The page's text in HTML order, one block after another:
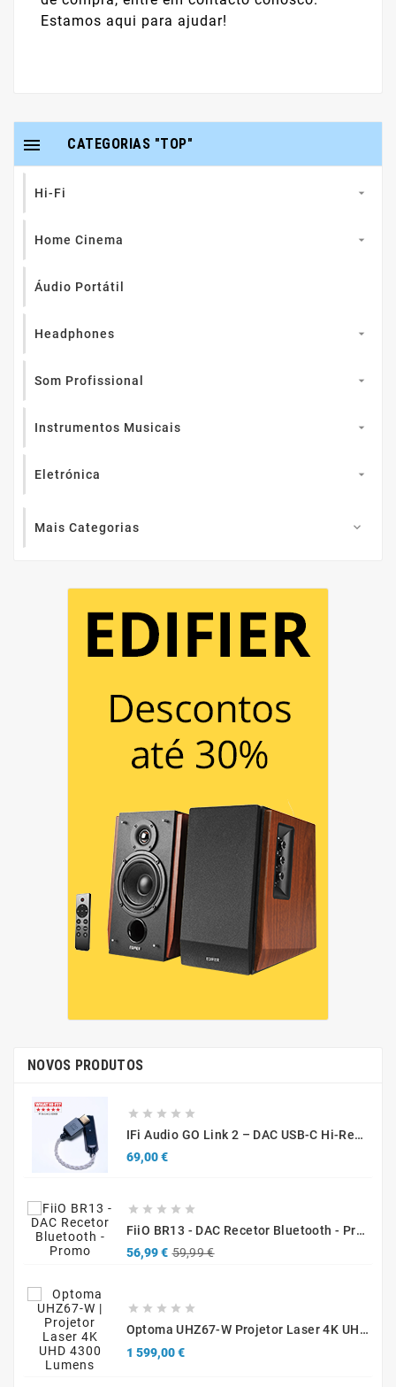
Estamos aqui para ajudar!
CATEGORIAS "TOP"

Hi-Fi 
Home Cinema 
Áudio Portátil
Headphones 
Som Profissional 
Instrumentos Musicais 
Eletrónica 
Mais Categorias 
NOVOS PRODUTOS
    
IFi Audio GO Link 2 – DAC USB-C Hi-Res Portátil Para Smartphones, Tablets E Computadores
69,00 €Preço
    
FiiO BR13 - DAC Recetor Bluetooth - Promo
56,99 € 59,99 €
    
Optoma UHZ67-W Projetor Laser 4K UHD 4300 Lúmenes Branco
1 599,00 €Preço